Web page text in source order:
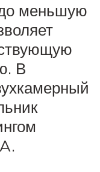
меньшую
В